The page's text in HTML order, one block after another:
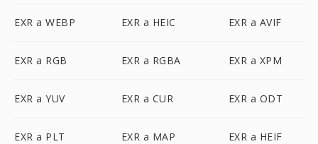
EXR a WEBP EXR a HEIC EXR a AVIF
EXR a RGB EXR a RGBA EXR a XPM
EXR a YUV EXR a CUR EXR a ODT
EXR a PLT EXR a MAP EXR a HEIF